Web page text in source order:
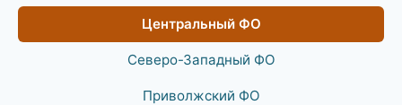
Центральный ФО
Северо-Западный ФО
Приволжский ФО